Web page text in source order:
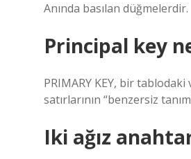
Anında basılan düğmelerdir.
Principal key
PRIMARY KEY, bir tablodaki
satırlarının “benzersiz
Iki ağız